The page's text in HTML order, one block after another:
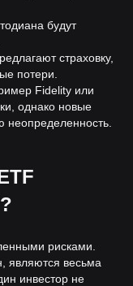
будут
страховку,
потери.
Fidelity или
однако новые
неопределенность.
рисками.
являются весьма
инвестор не